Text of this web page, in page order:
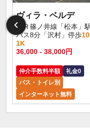
ヴィラ・ベルデ
ＪＲ篠ノ井線「松本」
バス8分「沢村」停歩10
1K
36,000 - 38,000円
仲介手数料半額
礼金0
バス・トイレ別
インターネット無料